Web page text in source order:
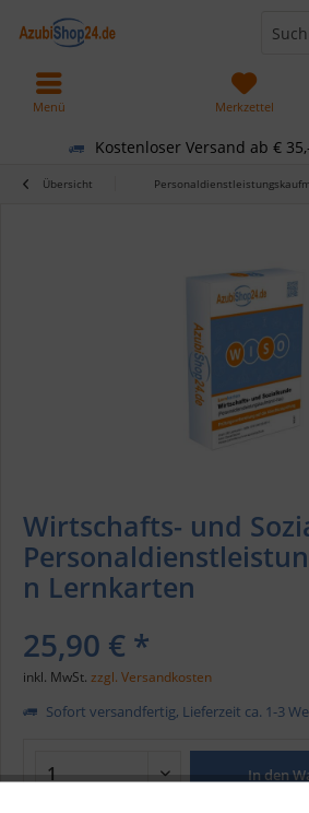
Kostenloser Versand ab €
Merkzettel
Menü
Übersicht
Wirtschafts- und
n Lernkarten
25,90 € *
inkl. MwSt. zzgl. Versandkosten
Sofort versandfertig, Lieferzeit ca. 1-3
In den